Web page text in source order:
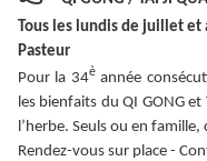
Tous les lundis de juillet et
Pasteur
Pour la 34è année
les bienfaits du QI GONG
l’herbe. Seuls ou en
Rendez-vous sur place -